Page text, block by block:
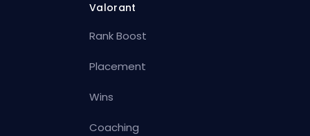
Valorant
Rank Boost
Placement
Wins
Coaching